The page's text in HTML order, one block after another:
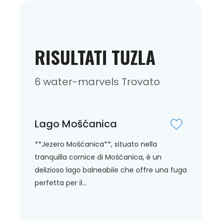
RISULTATI TUZLA
6 water-marvels Trovato
Lago Mošćanica
**Jezero Mošćanica**, situato nella
tranquilla cornice di Mošćanica, è un
delizioso lago balneabile che offre una fuga
perfetta per il...